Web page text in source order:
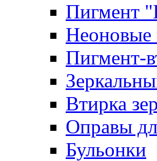
Неоновые
Пигмент-
Втирка
Оправы
Бульонки